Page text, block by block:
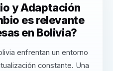
y Adaptación
es relevante
en Bolivia?
enfrentan un entorno
constante. Una